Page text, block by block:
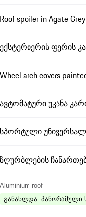
Roof spoiler in Agate
ექსტერიერის ფერის
Wheel arch covers
ავტომატური უკანა
სპორტული
ზღურბლების
Aluminium roof
განახლდა: პანორამული